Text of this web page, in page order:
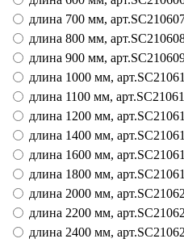
длина 700 мм, арт.
длина 800 мм, арт.
длина 900 мм, арт.
длина 1000 мм, арт.
длина 1100 мм, арт.
длина 1200 мм, арт.
длина 1400 мм, арт.
длина 1600 мм, арт.
длина 1800 мм, арт.
длина 2000 мм, арт.
длина 2200 мм, арт.
длина 2400 мм, арт.